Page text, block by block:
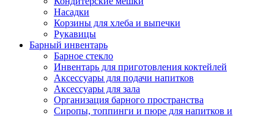
Насадки
Корзины для хлеба и выпечки
Рукавицы
Барный инвентарь
Барное стекло
Инвентарь для приготовления коктейлей
Аксессуары для подачи напитков
Аксессуары для зала
Организация барного пространства
Сиропы, топпинги и пюре для напитков и